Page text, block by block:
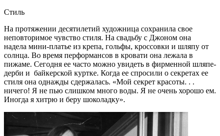
Стиль
На протяжении десятилетий художница сохранила свое
неповторимое чувство стиля. На свадьбу с Джоном она
надела мини-платье из крепа, гольфы, кроссовки и шляпу от
солнца. Во время перформансов в кровати она лежала в
пижаме. Сегодня ее часто можно увидеть в фирменной шляпе-
дерби и байкерской куртке. Когда ее спросили о секретах ее
стиля она однажды сдержалась. «Мой секрет красоты. . .
ничего! Я не пью слишком много воды. Я не очень хорошо ем.
Иногда я хитрю и беру шоколадку».